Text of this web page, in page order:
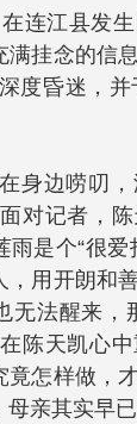
连江县发
满挂念的信
度昏迷，
身边唠叨
对记者，
雨是个“很
，用开朗和
无法醒来，
陈天凯心
竟怎样做，
亲其实早已